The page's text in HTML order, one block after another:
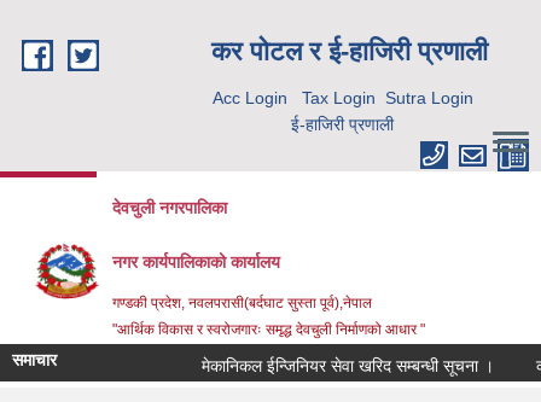
कर पाेटल र ई-हाजिरी प्रणाली
Acc Login Tax Login Sutra Login
ई-हाजिरी प्रणाली
देवचुली नगरपालिका
नगर कार्यपालिकाको कार्यालय
गण्डकी प्रदेश, नवलपरासी(बर्दघाट सुस्ता पूर्व),नेपाल
"आर्थिक विकास र स्वरोजगारः समृद्ध देवचुली निर्माणको आधार "
समाचार मेकानिकल ईन्जिनियर सेवा खरिद सम्बन्धी सूचना ।